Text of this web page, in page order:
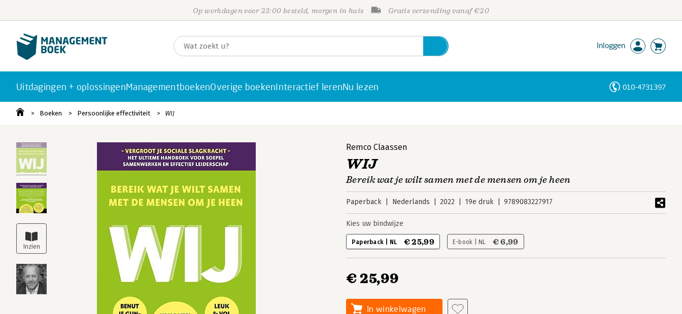
Op werkdagen voor 23:00 besteld, morgen in huis Gratis verzending vanaf €20
Inloggen
Uitdagingen + oplossingenManagementboekenOverige boekenInteractief lerenNu lezen 010-4731397
Boeken Persoonlijke effectiviteit WIJ
Remco Claassen
WIJ
Bereik wat je wilt samen met de mensen om je heen
Paperback Nederlands 2022 19e druk 9789083227917
Kies uw bindwijze
Paperback | NL € 25,99 E-book | NL € 6,99
€ 25,99
In winkelwagen
Personen